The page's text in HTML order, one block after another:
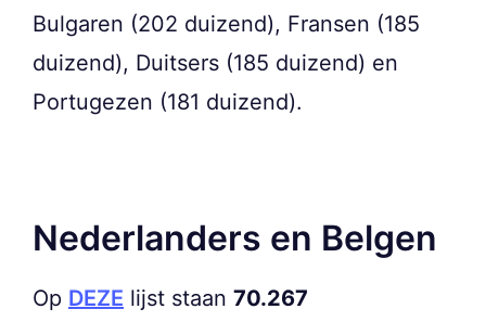
Bulgaren (202 duizend), Fransen (185
duizend), Duitsers (185 duizend) en
Portugezen (181 duizend).
Nederlanders en Belgen
Op DEZE lijst staan 70.267